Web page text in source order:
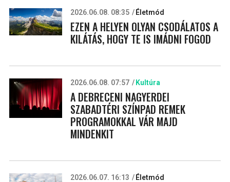
2026.06.08. 08:35 Életmód
EZEN A HELYEN OLYAN CSODÁLATOS A
KILÁTÁS, HOGY TE IS IMÁDNI FOGOD
2026.06.08. 07:57 Kultúra
A DEBRECENI NAGYERDEI
SZABADTÉRI SZÍNPAD REMEK
PROGRAMOKKAL VÁR MAJD
MINDENKIT
2026.06.07. 16:13 Életmód